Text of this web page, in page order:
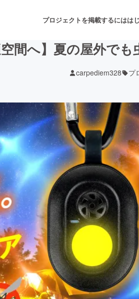
プロジェクトを掲載するにはは
音楽
ゲーム・サービス開発
書籍・雑誌出版
チャレンジ
CAMPFIRE for Social
CAMPFIREふるさと納税
空間へ】夏の屋外で
carpediem328 プ